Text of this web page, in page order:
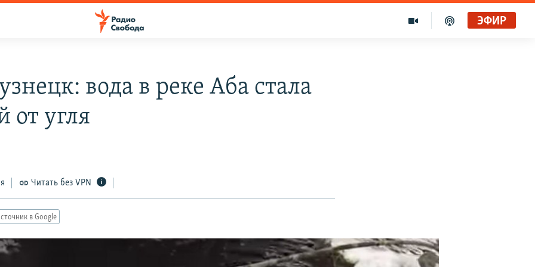
ЭФИР
вода в реке Аба стала
от угля
Читать без VPN
в Google